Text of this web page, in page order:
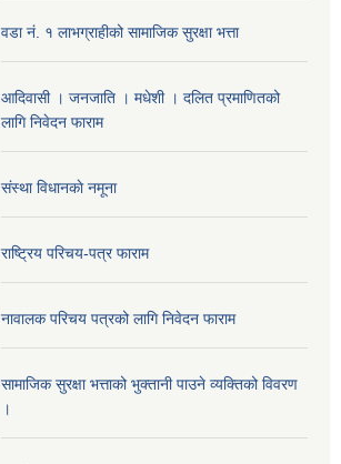
वडा नं. १ लाभग्राहीको सामाजिक सुरक्षा भत्ता
आदिवासी । जनजाति । मधेशी । दलित प्रमाणितको
लागि निवेदन फाराम
संस्था विधानकाे नमूना
राष्ट्रिय परिचय-पत्र फाराम
नावालक परिचय पत्रको लागि निवेदन फाराम
सामाजिक सुरक्षा भत्ताको भुक्तानी पाउने व्यक्तिको विवरण
।